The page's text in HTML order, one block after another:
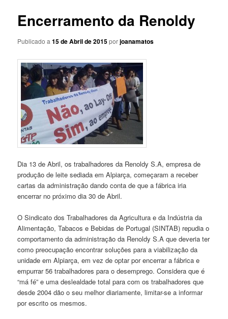
Encerramento da Renoldy
Publicado a15 de Abril de 2015porjoanamatos
Dia 13 de Abril, os trabalhadores da Renoldy S.A, empresa de
produção de leite sediada em Alpiarça, começaram a receber
cartas da administração dando conta de que a fábrica iria
encerrar no próximo dia 30 de Abril.
O Sindicato dos Trabalhadores da Agricultura e da Indústria da
Alimentação, Tabacos e Bebidas de Portugal (SINTAB) repudia o
comportamento da administração da Renoldy S.A que deveria ter
como preocupação encontrar soluções para a viabilização da
unidade em Alpiarça, em vez de optar por encerrar a fábrica e
empurrar 56 trabalhadores para o desemprego. Considera que é
“má fé” e uma deslealdade total para com os trabalhadores que
desde 2004 dão o seu melhor diariamente, limitar-se a informar
por escrito os mesmos.